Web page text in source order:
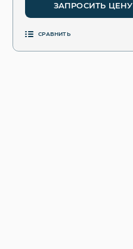
ЗАПРОСИТЬ ЦЕНУ
СРАВНИТЬ